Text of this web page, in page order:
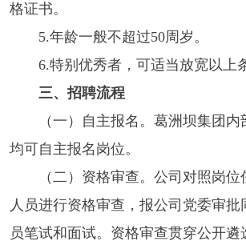
格证书。
5.年龄一般不超过50周岁。
6.特别优秀者，可适当放宽以上
三、招聘流程
（一）自主报名。葛洲坝集团
均可自主报名岗位。
（二）资格审查。公司对照岗
人员进行资格审查，报公司党委审批
员笔试和面试。资格审查贯穿公开遴